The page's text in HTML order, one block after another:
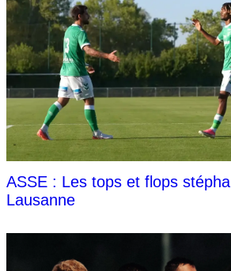
ASSE : Les tops et flops
Lausanne